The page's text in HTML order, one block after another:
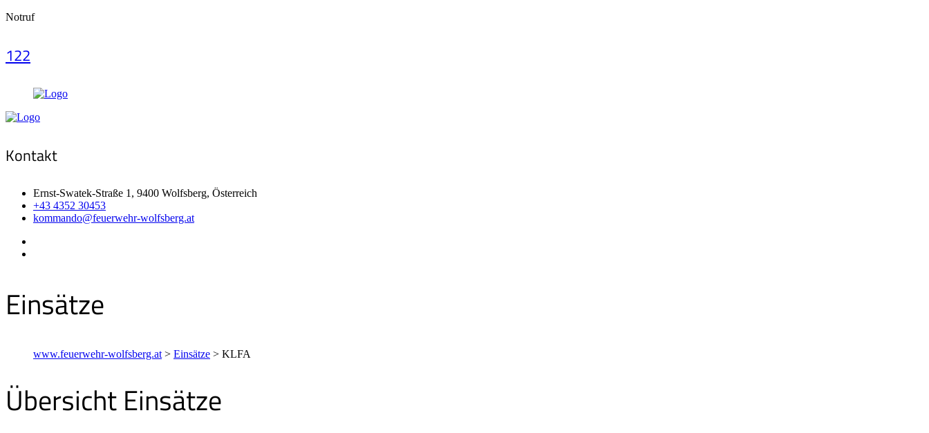
Notruf
122
Kontakt
Ernst-Swatek-Straße 1, 9400 Wolfsberg, Österreich
+43 4352 30453
kommando@feuerwehr-wolfsberg.at
Einsätze
www.feuerwehr-wolfsberg.at > Einsätze > KLFA
Übersicht Einsätze